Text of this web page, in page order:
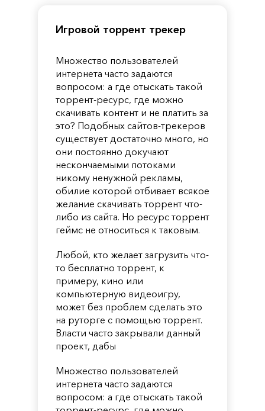
Игровой торрент трекер
Множество пользователей
интернета часто задаются
вопросом: а где отыскать такой
торрент-ресурс, где можно
скачивать контент и не платить за
это? Подобных сайтов-трекеров
существует достаточно много, но
они постоянно докучают
нескончаемыми потоками
никому ненужной рекламы,
обилие которой отбивает всякое
желание скачивать торрент что-
либо из сайта. Но ресурс торрент
геймс не относиться к таковым.
Любой, кто желает загрузить что-
то бесплатно торрент, к
примеру, кино или
компьютерную видеоигру,
может без проблем сделать это
на руторге с помощью торрент.
Власти часто закрывали данный
проект, дабы
Множество пользователей
интернета часто задаются
вопросом: а где отыскать такой